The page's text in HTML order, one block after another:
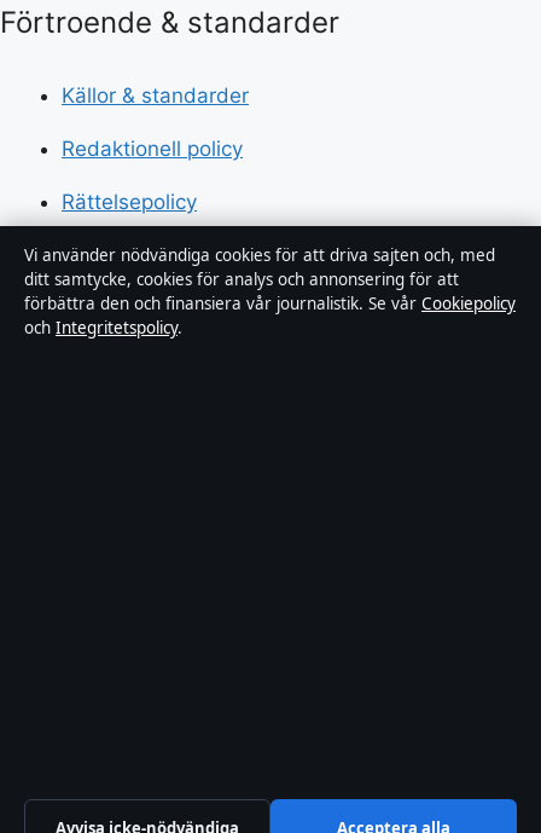
Förtroende & standarder
Källor & standarder
Redaktionell policy
Rättelsepolicy
Faktagranskningspolicy
Ägande & finansiering
Vi använder nödvändiga cookies för att driva sajten och, med
ditt samtycke, cookies för analys och annonsering för att
förbättra den och finansiera vår journalistik. Se vår Cookiepolicy
och Integritetspolicy.
Avvisa icke-nödvändiga Acceptera alla